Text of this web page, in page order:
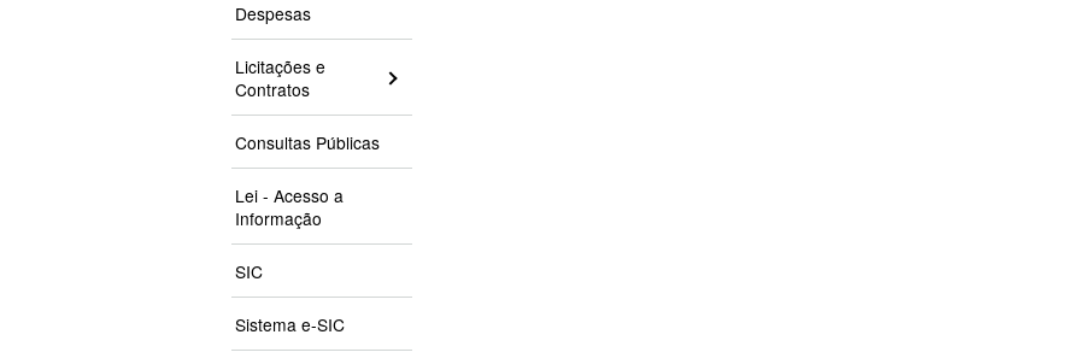
Despesas
Licitações e
Contratos
Consultas Públicas
Lei - Acesso a
Informação
SIC
Sistema e-SIC